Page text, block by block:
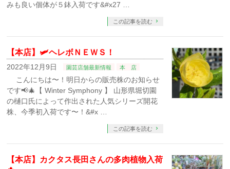
みも良い個体が５鉢入荷です&#x27 …
この記事を読む
【本店】🛩ヘレボＮＥＷＳ！
2022年12月9日 園芸店舗最新情報 本 店
こんにちは〜！明日からの販売株のお知らせ
です📢⁡🎄【 Winter Symphony 】 山形県堀切園
の樋口氏によって作出された人気シリーズ開花
株、今季初入荷です〜！⁡&#x …
この記事を読む
【本店】カクタス長田さんの多肉植物入荷